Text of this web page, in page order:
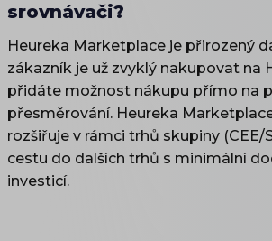
srovnávači?
Heureka Marketplace je přirozený
zákazník je už zvyklý nakupovat na
přidáte možnost nákupu přímo na
přesměrování. Heureka
rozšiřuje v rámci trhů skupiny (CEE/
cestu do dalších trhů s minimální
investicí.